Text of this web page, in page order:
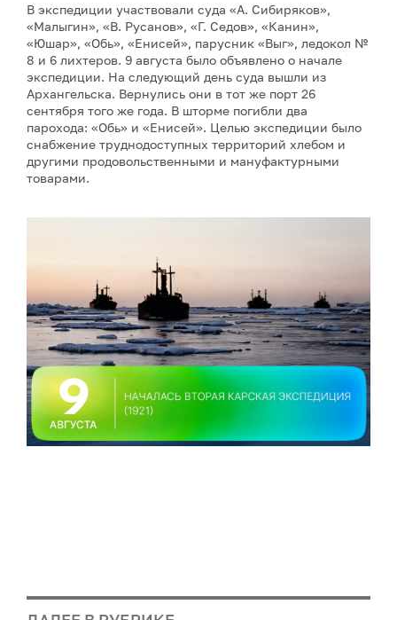
В экспедиции участвовали суда «А. Сибиряков»,
«Малыгин», «В. Русанов», «Г. Седов», «Канин»,
«Юшар», «Обь», «Енисей», парусник «Выг», ледокол №
8 и 6 лихтеров. 9 августа было объявлено о начале
экспедиции. На следующий день суда вышли из
Архангельска. Вернулись они в тот же порт 26
сентября того же года. В шторме погибли два
парохода: «Обь» и «Енисей». Целью экспедиции было
снабжение труднодоступных территорий хлебом и
другими продовольственными и мануфактурными
товарами.